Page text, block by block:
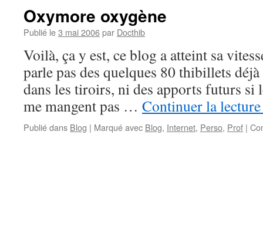
Oxymore oxygène
Publié le3 mai 2006par Docthib
Voilà, ça y est, ce blog a atteint sa
parle pas des quelques 80 thibillets
dans les tiroirs, ni des apports futurs si
me mangent pas … Continuer la
Publié dans Blog | Marqué avec Blog, Internet, Perso, Prof |